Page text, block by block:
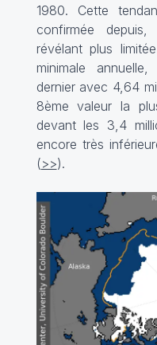
1980. Cette
confirmée
révélant plus
minimale
dernier avec 4,64
8ème valeur la
devant les 3,4
encore très
(>>).